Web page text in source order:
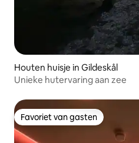
Houten huisje in Gildeskål
Unieke hutervaring aan zee
Favoriet van gasten
Favoriet van gasten